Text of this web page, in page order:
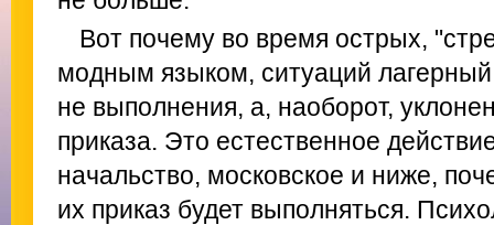
Вот почему во время острых,
модным языком, ситуаций
не выполнения, а, наоборот,
приказа. Это естественное
начальство, московское и ниже,
их приказ будет выполняться.